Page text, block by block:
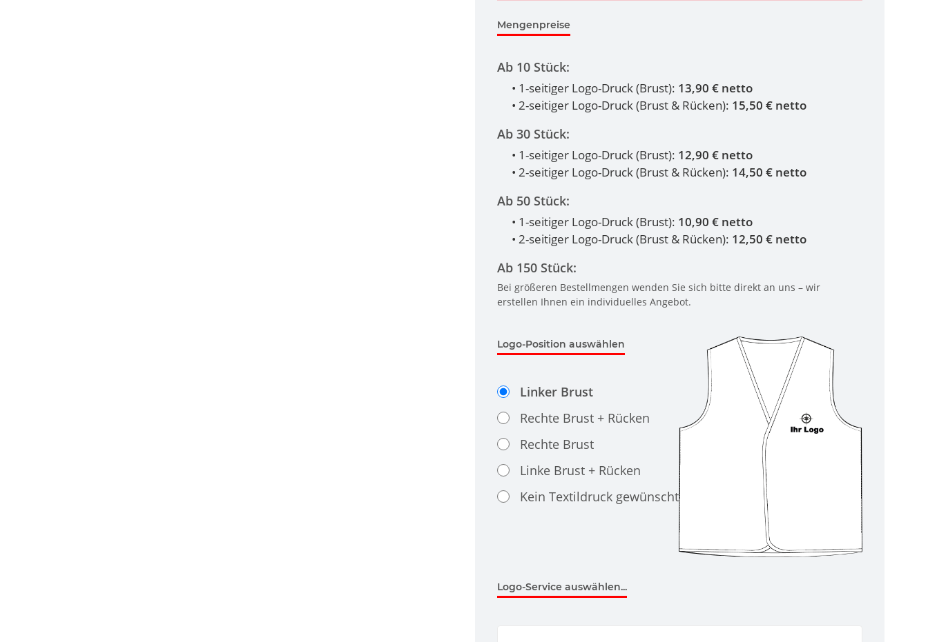
Mengenpreise
Ab 10 Stück:
• 1-seitiger Logo-Druck (Brust): 13,90 € netto
• 2-seitiger Logo-Druck (Brust & Rücken): 15,50 € netto
Ab 30 Stück:
• 1-seitiger Logo-Druck (Brust): 12,90 € netto
• 2-seitiger Logo-Druck (Brust & Rücken): 14,50 € netto
Ab 50 Stück:
• 1-seitiger Logo-Druck (Brust): 10,90 € netto
• 2-seitiger Logo-Druck (Brust & Rücken): 12,50 € netto
Ab 150 Stück:
Bei größeren Bestellmengen wenden Sie sich bitte direkt an uns – wir
erstellen Ihnen ein individuelles Angebot.
Logo-Position auswählen
Linker Brust
Rechte Brust + Rücken
Rechte Brust
Linke Brust + Rücken
Kein Textildruck gewünscht
Logo-Service auswählen...